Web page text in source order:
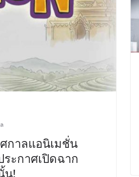
กาลแอนิเมชั่น
ะกาศเปิดฉาก
น!